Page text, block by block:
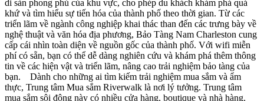
di sản phong phú của khu vực, cho phép du khách khám phá quá
khứ và tìm hiểu sự tiến hóa của thành phố theo thời gian. Từ các
triển lãm về ngành công nghiệp khai thác than đến các trưng bày về
nghệ thuật và văn hóa địa phương, Bảo Tàng Nam Charleston cung
cấp cái nhìn toàn diện về nguồn gốc của thành phố. Với wifi miễn
phí có sẵn, bạn có thể dễ dàng nghiên cứu và khám phá thêm thông
tin về các hiện vật và triển lãm, nâng cao trải nghiệm bảo tàng của
bạn. Dành cho những ai tìm kiếm trải nghiệm mua sắm và ẩm
thực, Trung tâm Mua sắm Riverwalk là nơi lý tưởng. Trung tâm
mua sắm sôi động này có nhiều cửa hàng, boutique và nhà hàng,